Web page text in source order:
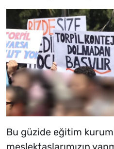
Bu güzide eğitim
meslektaşlarımızın